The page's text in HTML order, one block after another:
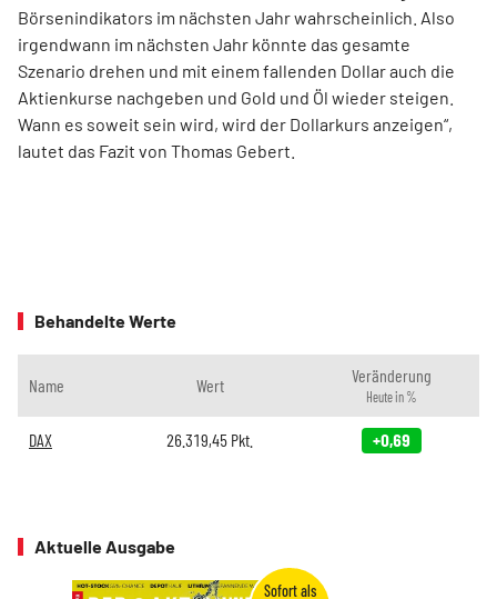
Börsenindikators im nächsten Jahr wahrscheinlich. Also
irgendwann im nächsten Jahr könnte das gesamte
Szenario drehen und mit einem fallenden Dollar auch die
Aktienkurse nachgeben und Gold und Öl wieder steigen.
Wann es soweit sein wird, wird der Dollarkurs anzeigen“,
lautet das Fazit von Thomas Gebert.
Behandelte Werte
Name Wert Veränderung
Heute in %
DAX 26.319,45 Pkt. +0,69
Aktuelle Ausgabe